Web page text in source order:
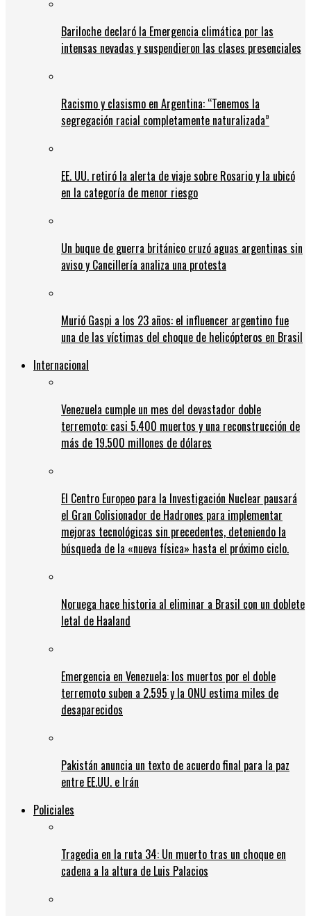
Bariloche declaró la Emergencia climática por las
intensas nevadas y suspendieron las clases presenciales
Racismo y clasismo en Argentina: “Tenemos la
segregación racial completamente naturalizada”
EE. UU. retiró la alerta de viaje sobre Rosario y la ubicó
en la categoría de menor riesgo
Un buque de guerra británico cruzó aguas argentinas sin
aviso y Cancillería analiza una protesta
Murió Gaspi a los 23 años: el influencer argentino fue
una de las víctimas del choque de helicópteros en Brasil
Internacional
Venezuela cumple un mes del devastador doble
terremoto: casi 5.400 muertos y una reconstrucción de
más de 19.500 millones de dólares
El Centro Europeo para la Investigación Nuclear pausará
el Gran Colisionador de Hadrones para implementar
mejoras tecnológicas sin precedentes, deteniendo la
búsqueda de la «nueva física» hasta el próximo ciclo.
Noruega hace historia al eliminar a Brasil con un doblete
letal de Haaland
Emergencia en Venezuela: los muertos por el doble
terremoto suben a 2.595 y la ONU estima miles de
desaparecidos
Pakistán anuncia un texto de acuerdo final para la paz
entre EE.UU. e Irán
Policiales
Tragedia en la ruta 34: Un muerto tras un choque en
cadena a la altura de Luis Palacios